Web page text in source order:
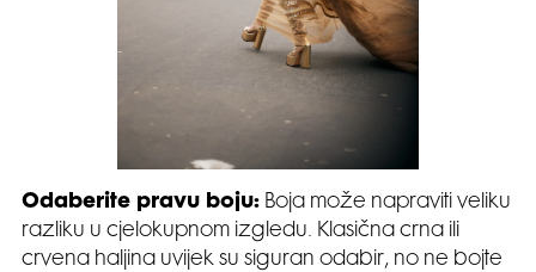
Odaberite pravu boju: Boja može napraviti veliku
razliku u cjelokupnom izgledu. Klasična crna ili
crvena haljina uvijek su siguran odabir, no ne bojte